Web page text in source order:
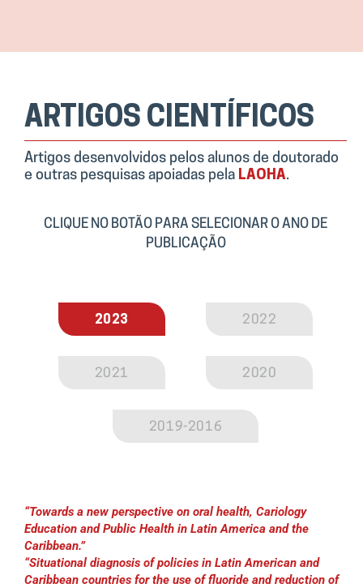
ARTIGOS CIENTÍFICOS
Artigos desenvolvidos pelos alunos de doutorado
e outras pesquisas apoiadas pela LAOHA.
CLIQUE NO BOTÃO PARA SELECIONAR O ANO DE
PUBLICAÇÃO
2023 2022
2021 2020
2019-2016
“Towards a new perspective on oral health, Cariology
Education and Public Health in Latin America and the
Caribbean.”
“Situational diagnosis of policies in Latin American and
Caribbean countries for the use of fluoride and reduction of